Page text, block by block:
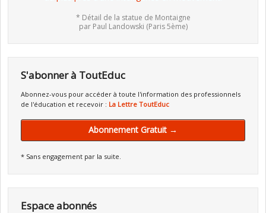
* Détail de la statue de Montaigne
par Paul Landowski (Paris 5ème)
S'abonner à ToutEduc
Abonnez-vous pour accéder à toute l'information des professionnels
de l'éducation et recevoir : La Lettre ToutEduc
Abonnement Gratuit →
* Sans engagement par la suite.
Espace abonnés